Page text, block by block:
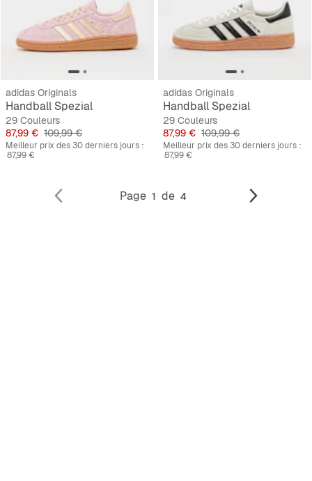
adidas Originals
Handball Spezial
29 Couleurs
Prix
87,99 € Prix original
109,99 €
Meilleur prix des 30 derniers jours :
87,99 €
adidas Originals
Handball Spezial
29 Couleurs
Prix
87,99 € Prix original
109,99 €
Meilleur prix des 30 derniers jours :
87,99 €
Page 1 de 4